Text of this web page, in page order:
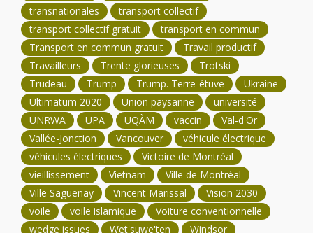
transnationales
transport collectif
transport collectif gratuit
transport en commun
Transport en commun gratuit
Travail productif
Travailleurs
Trente glorieuses
Trotski
Trudeau
Trump Trump. Terre-étuve
Ukraine
Ultimatum 2020
Union paysanne
université
UNRWA
UPA UQÀM vaccin
Val-d'Or
Vallée-Jonction
Vancouver
véhicule électrique
véhicules électriques
Victoire de Montréal
vieillissement
Vietnam
Ville de Montréal
Ville Saguenay
Vincent Marissal
Vision 2030
voile
voile islamique
Voiture conventionnelle
wedge issues
Wet'suwe'ten
Windsor